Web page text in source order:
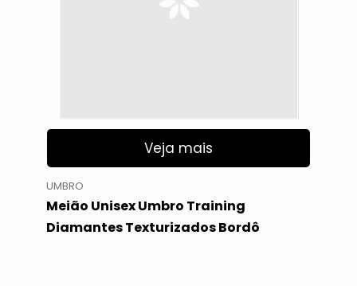
Veja mais
UMBRO
Meião Unisex Umbro Training
Diamantes Texturizados Bordô